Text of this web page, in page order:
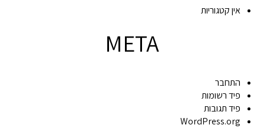
אין קטגוריות
META
התחבר
פיד רשומות
פיד תגובות
WordPress.org